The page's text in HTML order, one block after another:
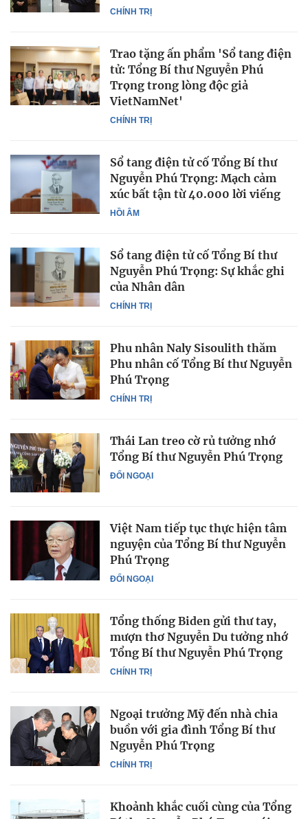
CHÍNH TRỊ
CHÍNH TRỊ
Trao tặng ấn phẩm 'Sổ tang điện
tử: Tổng Bí thư Nguyễn Phú
Trọng trong lòng độc giả
VietNamNet'
HỒI ÂM
Sổ tang điện tử cố Tổng Bí thư
Nguyễn Phú Trọng: Mạch cảm
xúc bất tận từ 40.000 lời viếng
CHÍNH TRỊ
Sổ tang điện tử cố Tổng Bí thư
Nguyễn Phú Trọng: Sự khắc ghi
của Nhân dân
CHÍNH TRỊ
Phu nhân Naly Sisoulith thăm
Phu nhân cố Tổng Bí thư Nguyễn
Phú Trọng
ĐỐI NGOẠI
Thái Lan treo cờ rủ tưởng nhớ
Tổng Bí thư Nguyễn Phú Trọng
ĐỐI NGOẠI
Việt Nam tiếp tục thực hiện tâm
nguyện của Tổng Bí thư Nguyễn
Phú Trọng
CHÍNH TRỊ
Tổng thống Biden gửi thư tay,
mượn thơ Nguyễn Du tưởng nhớ
Tổng Bí thư Nguyễn Phú Trọng
CHÍNH TRỊ
Ngoại trưởng Mỹ đến nhà chia
buồn với gia đình Tổng Bí thư
Nguyễn Phú Trọng
Khoảnh khắc cuối cùng của Tổng